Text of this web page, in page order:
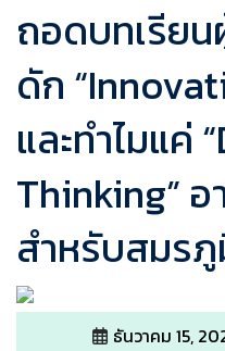
ถอดบทเรียน
ดัก
และทำไมแค่
Thinking” อ
สำหรับสมรภู
ธันวาคม 15,